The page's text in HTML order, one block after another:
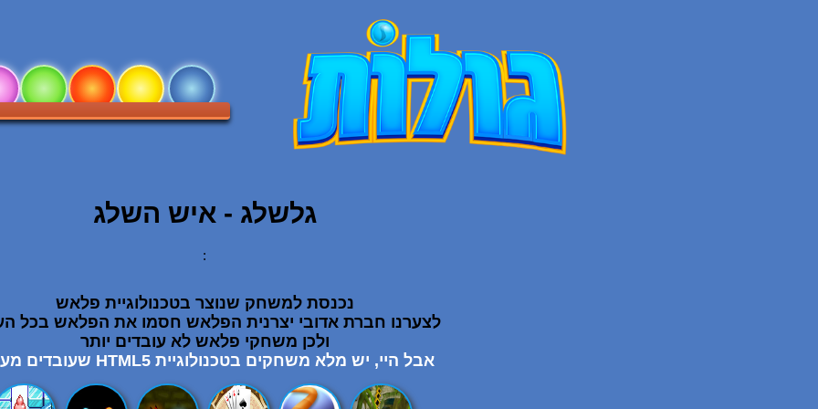
גלשלג - איש השלג
:
נכנסת למשחק שנוצר בטכנולוגיית פלאש
לצערנו חברת אדובי יצרנית הפלאש חסמו את הפלאש בכל
ולכן משחקי פלאש לא עובדים יותר
אבל היי, יש מלא משחקים בטכנולוגיית HTML5 שעובדים מעולה